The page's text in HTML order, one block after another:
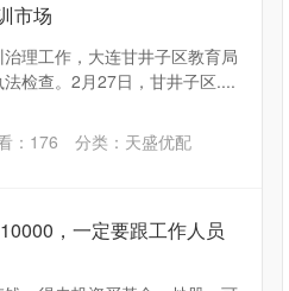
市场
理工作，大连甘井子区教育局
检查。2月27日，甘井子区....
： 176 分类： 天盛优配
，一定要跟工作人员